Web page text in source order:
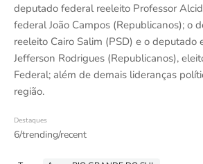
deputado federal reeleito Professor
federal João Campos (Republicanos); o
reeleito Cairo Salim (PSD) e o deputado
Jefferson Rodrigues (Republicanos),
Federal; além de demais lideranças
região.
Destaques
6/trending/recent